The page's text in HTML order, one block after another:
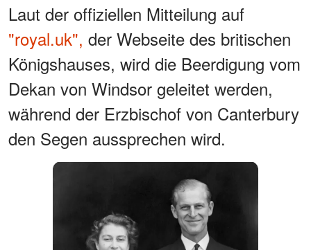
Laut der offiziellen Mitteilung auf
"royal.uk", der Webseite des britischen
Königshauses, wird die Beerdigung vom
Dekan von Windsor geleitet werden,
während der Erzbischof von Canterbury
den Segen aussprechen wird.